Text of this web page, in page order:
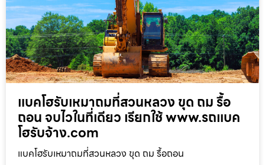
แบคโฮรับเหมาถมที่สวนหลวง ขุด ถม รื้อ
ถอน จบไวในที่เดียว เรียกใช้ www.รถแบค
โฮรับจ้าง.com
แบคโฮรับเหมาถมที่สวนหลวง ขุด ถม รื้อถอน